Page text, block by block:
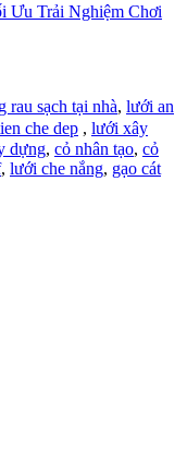
Ưu Trải Nghiệm Chơi
rau sạch tại nhà, lưới an
che dep , lưới xây
dựng, cỏ nhân tạo, cỏ
, lưới che nắng, gạo cát